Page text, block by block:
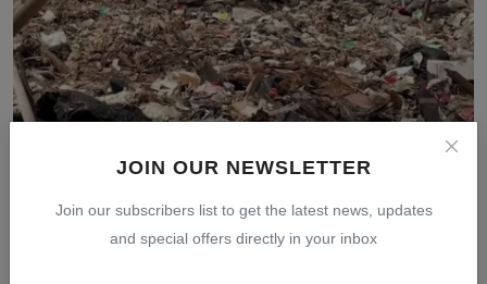
JOIN OUR NEWSLETTER
Join our subscribers list to get the latest news, updates
and special offers directly in your inbox
Pramono Anung Minta Pelaku Penimbun Sampah di
Jul 30, 2026 0 7